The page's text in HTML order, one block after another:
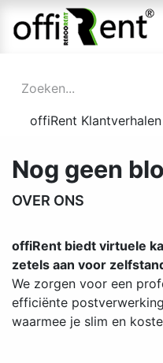
Overslaan naar inhoud
offiRent Klantverhalen
Nog geen
OVER ONS
offiRent biedt virtuele
zetels aan voor
We zorgen voor een
efficiënte
waarmee je slim en